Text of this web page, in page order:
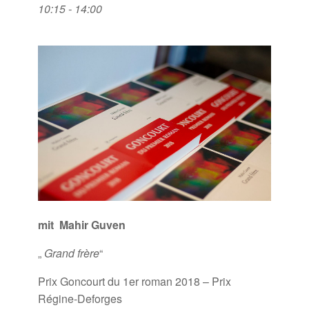
10:15 - 14:00
mit Mahir Guven
„ Grand frère“
Prix Goncourt du 1er roman 2018 – Prix
Régine-Deforges